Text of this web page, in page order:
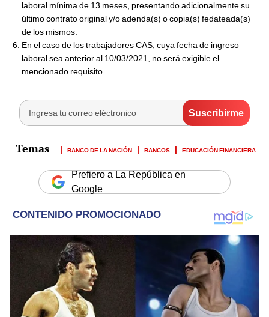
laboral mínima de 13 meses, presentando adicionalmente su
último contrato original y/o adenda(s) o copia(s) fedateada(s)
de los mismos.
En el caso de los trabajadores CAS, cuya fecha de ingreso
laboral sea anterior al 10/03/2021, no será exigible el
mencionado requisito.
BANCO DE LA NACIÓN BANCOS EDUCACIÓN FINANCIERA
Prefiero a La República en
Google